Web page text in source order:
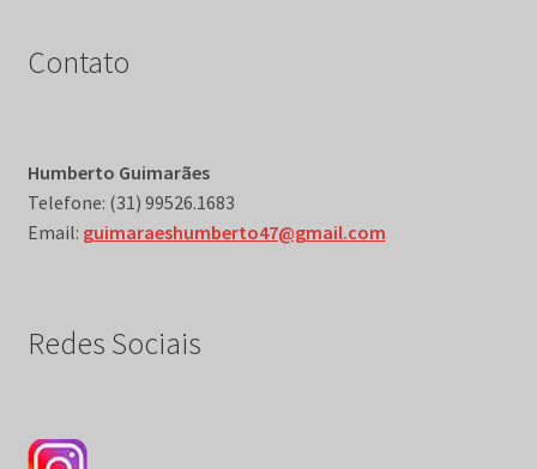
Contato
Humberto Guimarães
Telefone: (31) 99526.1683
Email: guimaraeshumberto47@gmail.com
Redes Sociais